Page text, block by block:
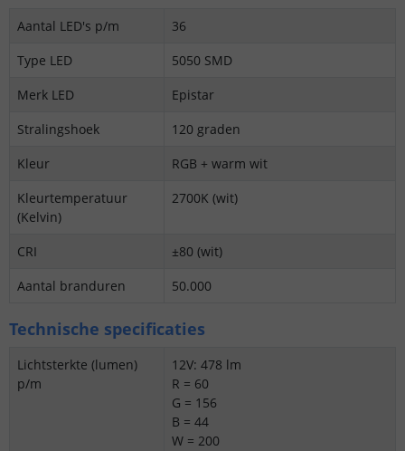
Aantal LED's p/m
36
Type LED
5050 SMD
Merk LED
Epistar
Stralingshoek
120 graden
Kleur
RGB + warm wit
Kleurtemperatuur
(Kelvin)
2700K (wit)
CRI
±80 (wit)
Aantal branduren
50.000
Technische specificaties
Lichtsterkte (lumen)
p/m
12V: 478 lm
R = 60
G = 156
B = 44
W = 200